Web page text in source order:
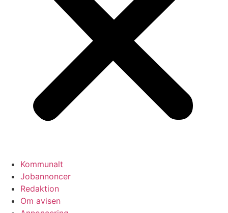
Kommunalt
Jobannoncer
Redaktion
Om avisen